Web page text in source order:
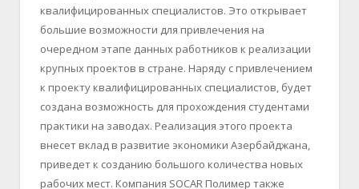
квалифицированных специалистов. Это открывает
большие возможности для привлечения на
очередном этапе данных работников к реализации
крупных проектов в стране. Наряду с привлечением
к проекту квалифицированных специалистов, будет
создана возможность для прохождения студентами
практики на заводах. Реализация этого проекта
внесет вклад в развитие экономики Азербайджана,
приведет к созданию большого количества новых
рабочих мест. Компания SOCAR Полимер также